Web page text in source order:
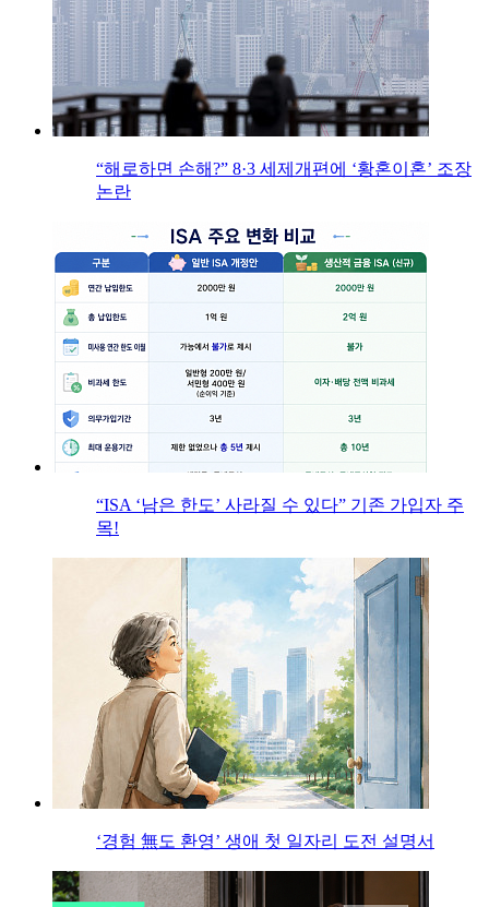
“해로하면 손해?” 8·3 세제개편에 ‘황혼이혼’ 조장
논란
“ISA ‘남은 한도’ 사라질 수 있다” 기존 가입자 주
목!
‘경험 無도 환영’ 생애 첫 일자리 도전 설명서